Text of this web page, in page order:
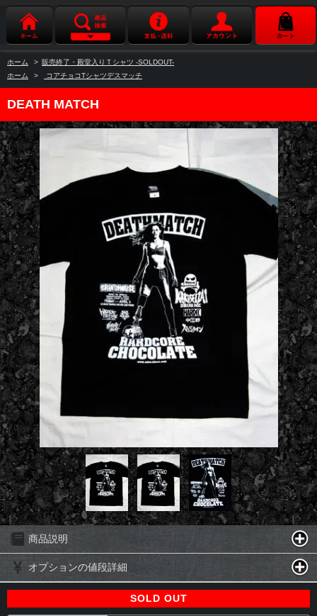
ホーム > 販売終了・殿堂入りＴシャツ -SOLDOUT-
ホーム
> コアチョコTシャツデスマッチ
DEATH MATCH
商品説明
オプションの値段詳細
SOLD OUT